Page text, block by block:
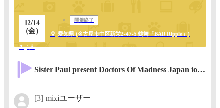
12/14
（金）
開催終了
愛知県 (名古屋市中区新栄2‐47‐5 鶴舞「BAR Ripple」)
1人
Sister Paul present Doctors Of Madness Japan tour in Nagoya
[3] mixiユーザー